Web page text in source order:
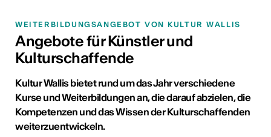
WEITERBILDUNGSANGEBOT VON KULTUR WALLIS
Angebote für Künstler und
Kulturschaffende
Kultur Wallis bietet rund um das Jahr verschiedene
Kurse und Weiterbildungen an, die darauf abzielen, die
Kompetenzen und das Wissen der Kulturschaffenden
weiterzuentwickeln.